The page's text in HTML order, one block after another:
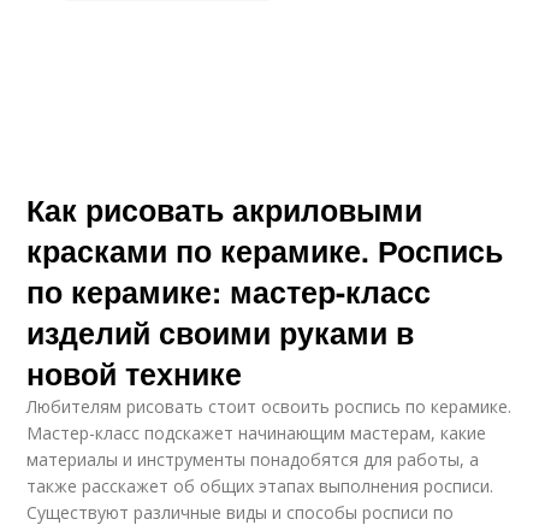
Как рисовать акриловыми
красками по керамике. Роспись
по керамике: мастер-класс
изделий своими руками в
новой технике
Любителям рисовать стоит освоить роспись по керамике.
Мастер-класс подскажет начинающим мастерам, какие
материалы и инструменты понадобятся для работы, а
также расскажет об общих этапах выполнения росписи.
Существуют различные виды и способы росписи по